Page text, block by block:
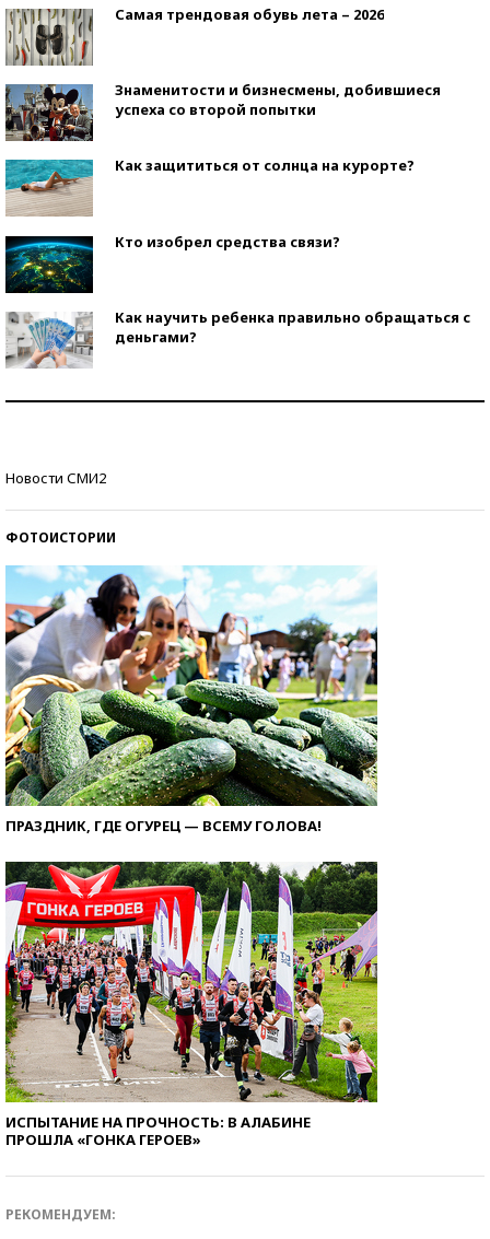
Самая трендовая обувь лета – 2026
Знаменитости и бизнесмены, добившиеся
успеха со второй попытки
Как защититься от солнца на курорте?
Кто изобрел средства связи?
Как научить ребенка правильно обращаться с
деньгами?
Новости СМИ2
ФОТОИСТОРИИ
ПРАЗДНИК, ГДЕ ОГУРЕЦ — ВСЕМУ ГОЛОВА!
ИСПЫТАНИЕ НА ПРОЧНОСТЬ: В АЛАБИНЕ
ПРОШЛА «ГОНКА ГЕРОЕВ»
РЕКОМЕНДУЕМ: